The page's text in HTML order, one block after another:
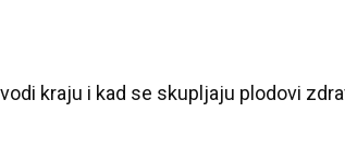
kraju i kad se skupljaju plodovi